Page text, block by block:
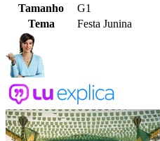
Tamanho
G1
Tema
Festa Junina